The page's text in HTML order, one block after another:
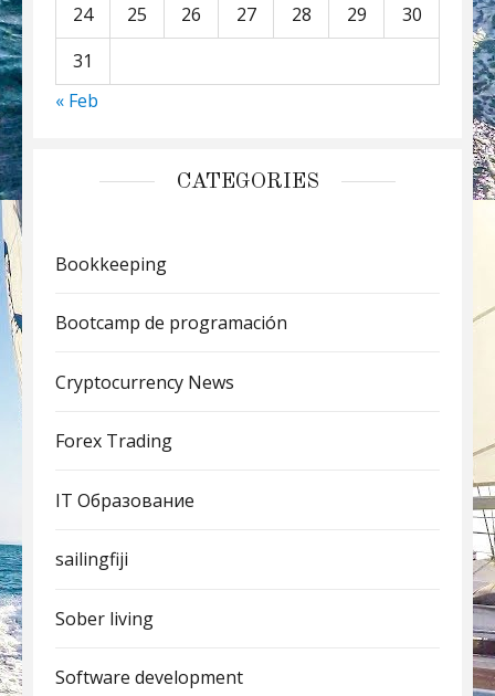
24
25 26 27 28 29
30
31
« Feb
CATEGORIES
Bookkeeping
Bootcamp de programación
Cryptocurrency News
Forex Trading
IT Образование
sailingfiji
Sober living
Software development